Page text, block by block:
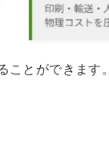
ことができます。